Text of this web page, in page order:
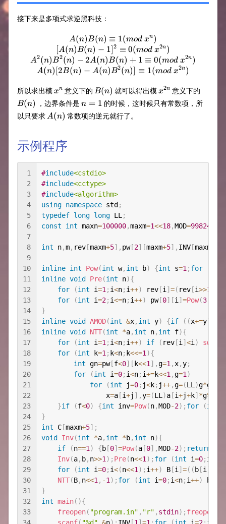
1-A(n)}
接下来是多项式求逆黑科技：
A(n)B(n)\equiv1(mod\
A(n)B(n) ≡ 1(mod xn)
[A(n)B(n) − 1]2 ≡ 0(mod x2n)
A2(n)B2(n) − 2A(n)B(n) + 1 ≡ 0(mod x2n)
A(n) [2B(n) − A(n)B2(n)] ≡ 1(mod x2n )
所以求出模 x^n
xn 意义下的 B(n)
B(n) 就可以得出模x^{2n}
x2n 意义下的
B(n) ，边界条件是n=1
n = 1 的时候，这时候只有常数项，所
以只要求 A(n)
A(n) 常数项的逆元就行了。
示例程序
1
2
3
4
5
6
7
8
9
10
11
12
13
14
15
16
17
18
19
20
21
22
23
24
25
26
27
28
29
30
31
32
33
#include<cstdio>
#include<cctype>
#include<algorithm>
using namespace std ;
typedef long long LL ;
const
int maxn=100000,maxm=1<<18,MOD=
int n,m, rev[maxm+5] , pw[2] [maxm+5] , INV[maxm
inline int Pow(int w, int b) {int s=1 ; for
inline void Pre(int n){
for
(int i=1 ; i<n; i++) rev[i ] =( rev[i>>1
for
(int i=2; i<=n; i++) pw[0] [i ] =Pow(3,
}
inline void AMOD(int &x, int y) {if ( (x+=y)
inline void NTT(int *a, int n, int f){
for
(int i=1 ; i<n; i++) if ( rev[i ] <i ) swap
for
(int k=1 ; k<n; k<<=1 ){
int gn=pw[f<0] [ k<<1 ] ,g=1 , x,y;
for
(int i=0; i<n; i+=k<<1 ,g=1 )
for
(int j=0; j<k; j++,g=(LL )g*gn
                x
=a[i+j ] ,y=(LL )a[i+j+k] *g%
}if (f<0) {int inv=Pow(n,MOD-2) ; for (int
}
int C[maxm+5] ;
void
Inv(int *a, int *b, int n){
if
(n==1 ) {b[0] =Pow(a[0] ,MOD-2) ; return
Inv(a, b, n>>1 ) ; Pre(n<<1 ) ; for (int i=0; i
for
(int i=0; i<(n<<1 ) ; i++) B[i ] =( ( b[i ]
NTT(B, n<<1 , -1 ) ; for (int i=0; i<n; i++) b
}
int main( ){
freopen( "program.in" , "r" , stdin) ; freopen